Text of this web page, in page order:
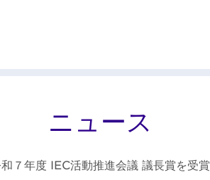
ニュース
７年度 IEC活動推進会議 議長賞を受賞